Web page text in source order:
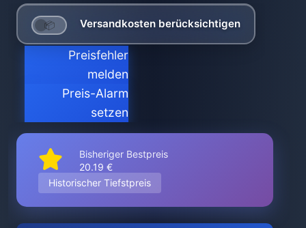
Versandkosten berücksichtigen
Preisfehler
melden
Preis-Alarm
setzen
Bisheriger Bestpreis
20.19 €
Historischer Tiefstpreis